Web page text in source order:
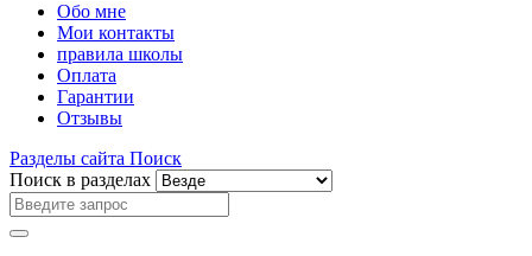
Обо мне
Мои контакты
правила школы
Оплата
Гарантии
Отзывы
Разделы сайта Поиск
Поиск в разделах